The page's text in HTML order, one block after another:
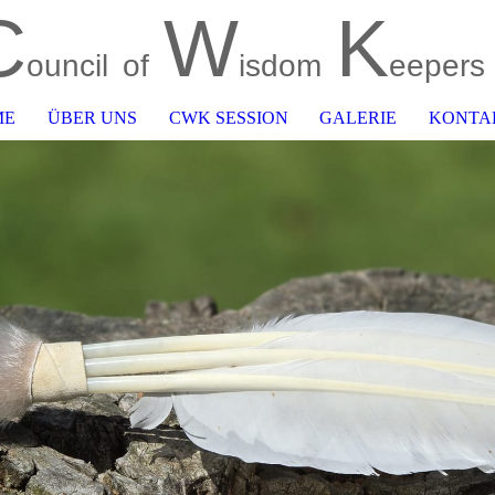
ouncil of Wisdom Keepers
ÜBER UNS CWK SESSION GALERIE